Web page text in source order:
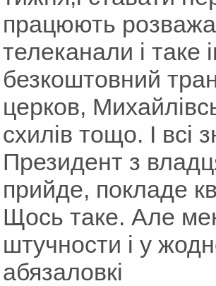
працюють
телеканали і таке
безкоштовний
церков,
схилів тощо. І всі
Президент з
прийде, покладе
Щось таке. Але
штучности і у
абязаловкі